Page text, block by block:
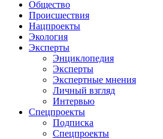
Общество
Происшествия
Нацпроекты
Экология
Эксперты
Энциклопедия
Эксперты
Экспертные мнения
Личный взгляд
Интервью
Спецпроекты
Подписка
Спецпроекты